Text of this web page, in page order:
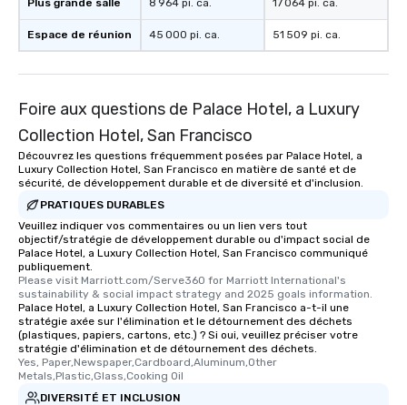
Plus grande salle
Espace de réunion
8 964 pi. ca.
45 000 pi. ca.
17 064 pi. ca.
51 509 pi. ca.
Foire aux questions de Palace Hotel, a Luxury
Collection Hotel, San Francisco
Découvrez les questions fréquemment posées par Palace Hotel, a
Luxury Collection Hotel, San Francisco en matière de santé et de
sécurité, de développement durable et de diversité et d'inclusion.
PRATIQUES DURABLES
Veuillez indiquer vos commentaires ou un lien vers tout
objectif/stratégie de développement durable ou d'impact social de
Palace Hotel, a Luxury Collection Hotel, San Francisco communiqué
publiquement.
Please visit Marriott.com/Serve360 for Marriott International's
sustainability & social impact strategy and 2025 goals information.
Palace Hotel, a Luxury Collection Hotel, San Francisco a-t-il une
stratégie axée sur l'élimination et le détournement des déchets
(plastiques, papiers, cartons, etc.) ? Si oui, veuillez préciser votre
stratégie d'élimination et de détournement des déchets.
Yes, Paper,Newspaper,Cardboard,Aluminum,Other
Metals,Plastic,Glass,Cooking Oil
DIVERSITÉ ET INCLUSION